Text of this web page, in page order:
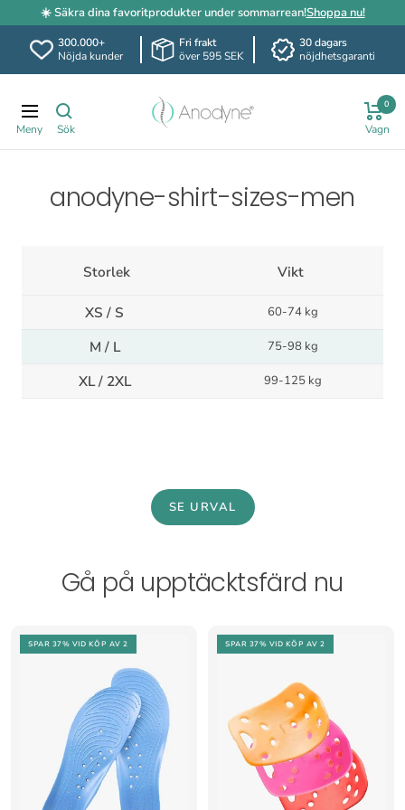
☀️ Säkra dina favoritprodukter under sommarrean!Shoppa nu!
300.000+
Nöjda kunder
Fri frakt
över 595 SEK
30 dagars
nöjdhetsgaranti
innehållet
Navigering
Anodyne.se 0
anodyne-shirt-sizes-men
Storlek Vikt
XS / S 60-74 kg
M / L 75-98 kg
XL / 2XL 99-125 kg
SE URVAL
Gå på upptäcktsfärd nu
SPAR 37% VID KÖP AV 2 SPAR 37% VID KÖP AV 2